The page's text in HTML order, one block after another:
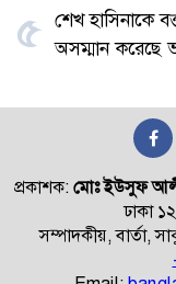
৫ শেখ হাসিনাকে
অসম্মান করেছে
প্রকাশক:মোঃ ইউসুফ
ঢাকা
সম্পাদকীয়, বার্তা,